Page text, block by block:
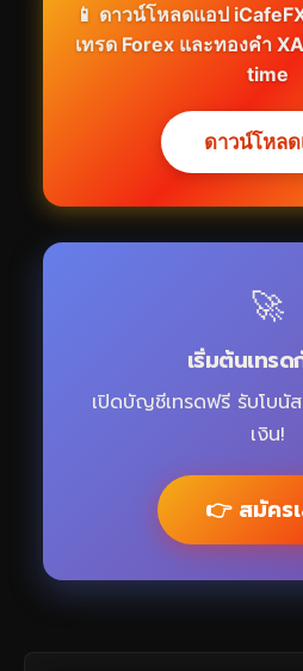
📱 ดาวน์โหลดแอป
เทรด Forex และทองคำ
time
ดาวน์โหลด
🚀
เริ่มต้นเทรด
เปิดบัญชีเทรดฟรี รับโบนั
เงิน!
👉 สมัคร